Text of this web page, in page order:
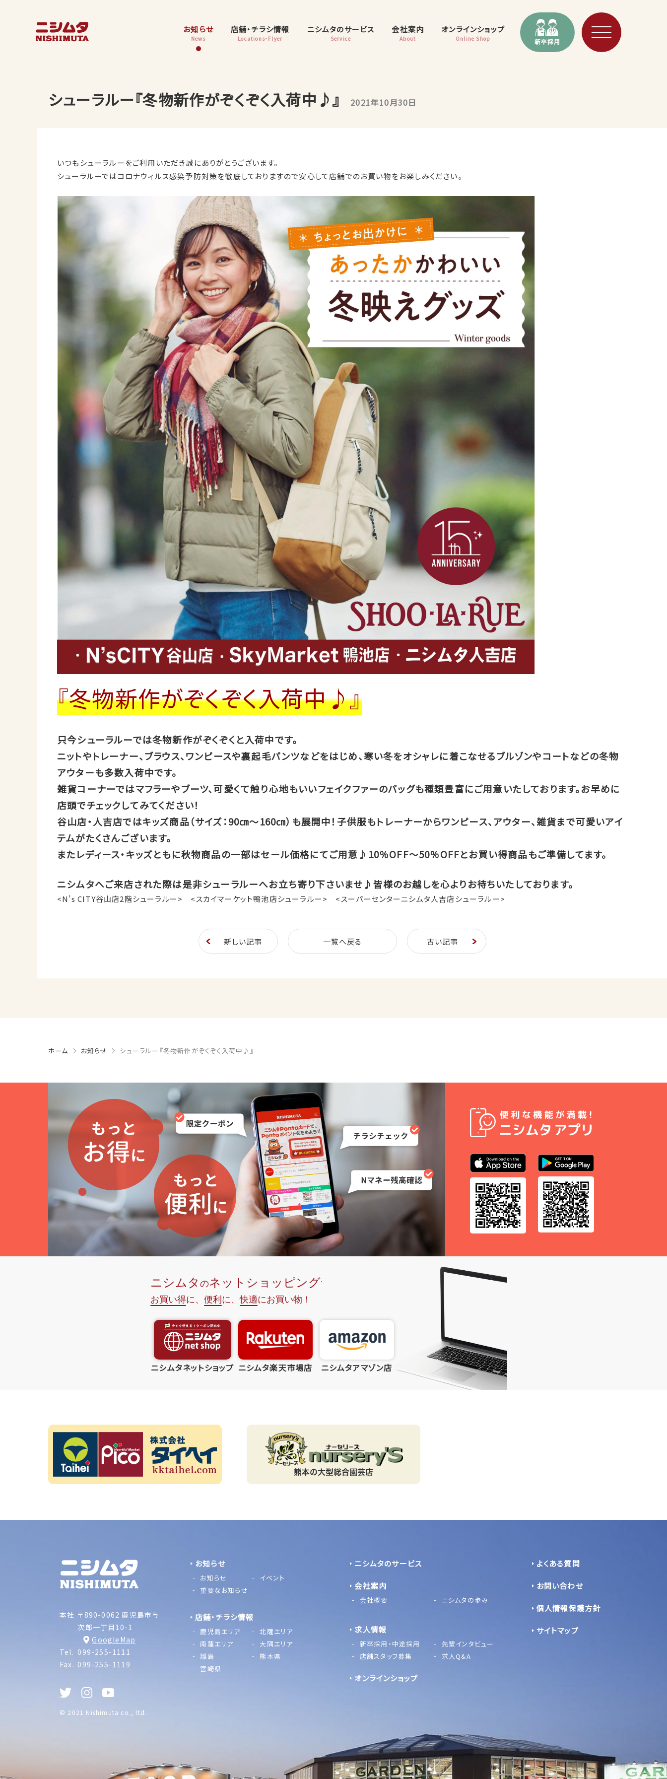
お知らせ
News
店舗・チラシ情報
Locations・Flyer
ニシムタのサービス
Service
会社案内
About
オンラインショップ
Online Shop 新卒採用
シューラルー『冬物新作がぞくぞく入荷中♪』 2021年10月30日
いつもシューラルーをご利用いただき誠にありがとうございます。
シューラルーではコロナウィルス感染予防対策を徹底しておりますので安心して店舗でのお買い物をお楽しみください。
『冬物新作がぞくぞく入荷中♪』
只今シューラルーでは冬物新作がぞくぞくと入荷中です。
ニットやトレーナー、ブラウス、ワンピースや裏起毛パンツなどをはじめ、寒い冬をオシャレに着こなせるブルゾンやコートなどの冬物
アウターも多数入荷中です。
雑貨コーナーではマフラーやブーツ、可愛くて触り心地もいいフェイクファーのバッグも種類豊富にご用意いたしております。お早めに
店頭でチェックしてみてください！
谷山店・人吉店ではキッズ商品（サイズ：90㎝～160㎝）も展開中！子供服もトレーナーからワンピース、アウター、雑貨まで可愛いアイ
テムがたくさんございます。
またレディース・キッズともに秋物商品の一部はセール価格にてご用意♪10％OFF～50％OFFとお買い得商品もご準備してます。
ニシムタへご来店された際は是非シューラルーへお立ち寄り下さいませ♪皆様のお越しを心よりお待ちいたしております。
<N’s CITY谷山店2階シューラルー> <スカイマーケット鴨池店シューラルー> <スーパーセンターニシムタ人吉店シューラルー>
新しい記事 一覧へ戻る 古い記事
ホーム お知らせ シューラルー『冬物新作がぞくぞく入荷中♪』
ニシムタネットショップ ニシムタ楽天市場店 ニシムタアマゾン店
本社 〒890-0062 鹿児島市与
次郎一丁目10-1
GoogleMap
Tel. 099-255-1111
Fax. 099-255-1119
お知らせ
お知らせ
イベント
重要なお知らせ
店舗・チラシ情報
鹿児島エリア
北薩エリア
南薩エリア
大隅エリア
離島
熊本県
宮崎県
ニシムタのサービス
会社案内
会社概要 ニシムタの歩み
求人情報
新卒採用・中途採用
先輩インタビュー
店舗スタッフ募集
求人Q&A
オンラインショップ
よくある質問
お問い合わせ
個人情報保護方針
サイトマップ
© 2021 Nishimuta co., ltd.